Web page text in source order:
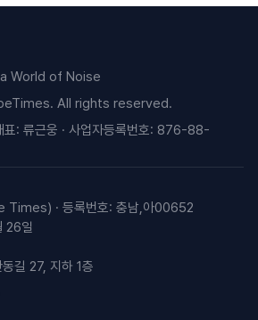
World of Noise
All rights reserved.
표: 류근웅 · 사업자등록번호: 876-88-
Times) · 등록번호: 충남,아00652
26일
길 27, 지하 1층